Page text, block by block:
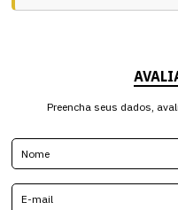
Preencha seus dados,